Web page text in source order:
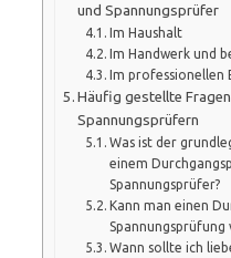
und Spannungsprüfer
Im Haushalt
Im Handwerk und
Im professionellen
Häufig gestellte
Spannungsprüfern
Was ist der
einem
Spannungsprüfer?
Kann man einen
Spannungsprüfung
Wann sollte ich